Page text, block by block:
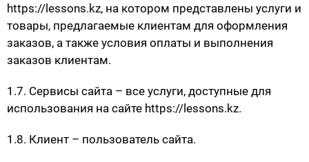
https://lessons.kz, на котором представлены услуги и
товары, предлагаемые клиентам для оформления
заказов, а также условия оплаты и выполнения
заказов клиентам.
1.7. Сервисы сайта – все услуги, доступные для
использования на сайте https://lessons.kz.
1.8. Клиент – пользователь сайта.